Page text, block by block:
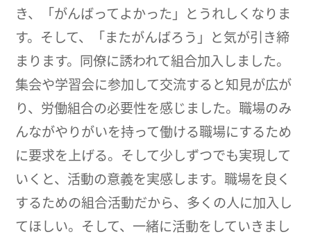
き、「がんばってよかった」とうれしくなりま
す。そして、「またがんばろう」と気が引き締
まります。同僚に誘われて組合加入しました。
集会や学習会に参加して交流すると知見が広が
り、労働組合の必要性を感じました。職場のみ
んながやりがいを持って働ける職場にするため
に要求を上げる。そして少しずつでも実現して
いくと、活動の意義を実感します。職場を良く
するための組合活動だから、多くの人に加入し
てほしい。そして、一緒に活動をしていきまし